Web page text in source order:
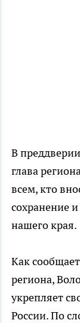
В
глава
всем, кто
сохранение
нашего края.
Как
региона,
укрепляет
России. По